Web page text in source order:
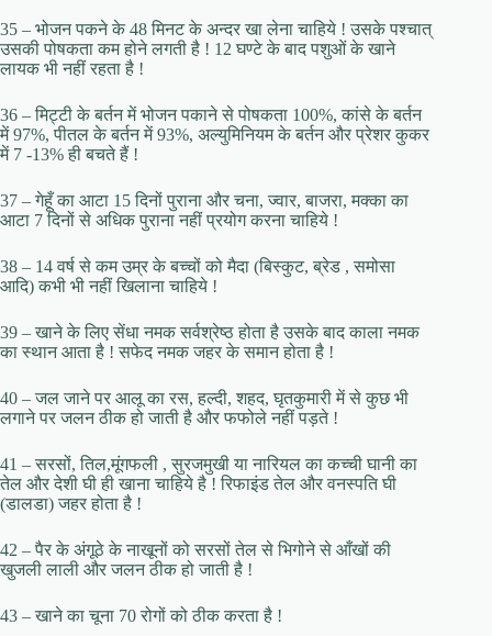
35 – भोजन पकने के 48 मिनट के अन्दर खा लेना चाहिये ! उसके पश्चात्
उसकी पोषकता कम होने लगती है ! 12 घण्टे के बाद पशुओं के खाने
लायक भी नहीं रहता है !
36 – मिट्टी के बर्तन में भोजन पकाने से पोषकता 100%, कांसे के बर्तन
में 97%, पीतल के बर्तन में 93%, अल्युमिनियम के बर्तन और प्रेशर कुकर
में 7 -13% ही बचते हैं !
37 – गेहूँ का आटा 15 दिनों पुराना और चना, ज्वार, बाजरा, मक्का का
आटा 7 दिनों से अधिक पुराना नहीं प्रयोग करना चाहिये !
38 – 14 वर्ष से कम उम्र के बच्चों को मैदा (बिस्कुट, ब्रेड , समोसा
आदि) कभी भी नहीं खिलाना चाहिये !
39 – खाने के लिए सेंधा नमक सर्वश्रेष्ठ होता है उसके बाद काला नमक
का स्थान आता है ! सफेद नमक जहर के समान होता है !
40 – जल जाने पर आलू का रस, हल्दी, शहद, घृतकुमारी में से कुछ भी
लगाने पर जलन ठीक हो जाती है और फफोले नहीं पड़ते !
41 – सरसों, तिल,मूंगफली , सुरजमुखी या नारियल का कच्ची घानी का
तेल और देशी घी ही खाना चाहिये है ! रिफाइंड तेल और वनस्पति घी
(डालडा) जहर होता है !
42 – पैर के अंगूठे के नाखूनों को सरसों तेल से भिगोने से आँखों की
खुजली लाली और जलन ठीक हो जाती है !
43 – खाने का चूना 70 रोगों को ठीक करता है !